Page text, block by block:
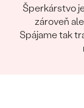
Šperkárstvo
zároveň
Spájame tak